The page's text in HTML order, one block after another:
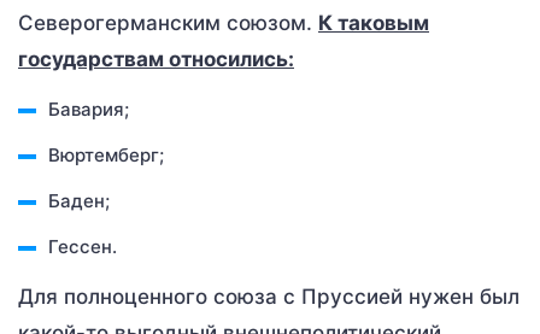
Северогерманским союзом. К таковым
государствам относились:
Бавария;
Вюртемберг;
Баден;
Гессен.
Для полноценного союза с Пруссией нужен был